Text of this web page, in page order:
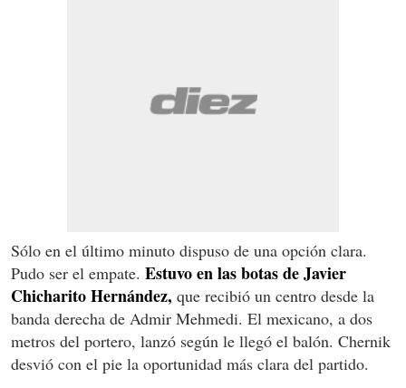
Sólo en el último minuto dispuso de una opción clara.
Pudo ser el empate. Estuvo en las botas de Javier
Chicharito Hernández, que recibió un centro desde la
banda derecha de Admir Mehmedi. El mexicano, a dos
metros del portero, lanzó según le llegó el balón. Chernik
desvió con el pie la oportunidad más clara del partido.